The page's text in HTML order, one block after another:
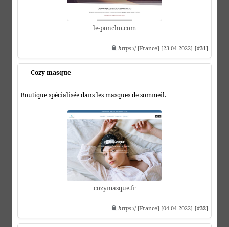
le-poncho.com
https:// [France] [23-04-2022] [#31]
Cozy masque
Boutique spécialisée dans les masques de sommeil.
cozymasque.fr
https:// [France] [04-04-2022] [#32]